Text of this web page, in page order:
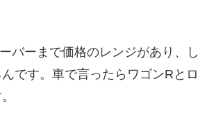
バーまで価格のレンジがあり、し
です。車で言ったらワゴンRとロ